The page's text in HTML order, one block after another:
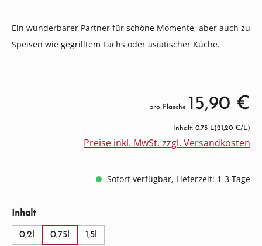
Ein wunderbarer Partner für schöne Momente, aber auch zu
Speisen wie gegrilltem Lachs oder asiatischer Küche.
pro Flasche 15,90 €
Inhalt: 0.75 L(21,20 €/L)
Preise inkl. MwSt. zzgl. Versandkosten
Sofort verfügbar, Lieferzeit: 1-3 Tage
Inhaltauswählen
0,2l 0,75l 1,5l